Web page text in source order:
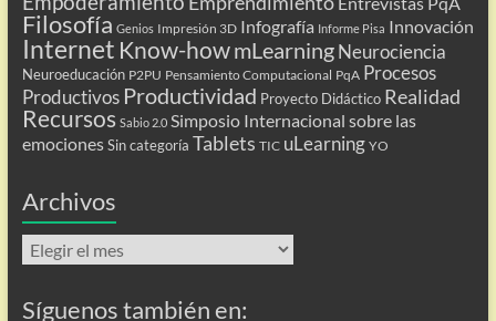
Filosofía Genios Impresión 3D Infografía Informe Pisa Innovación
Internet Know-howmLearning Neurociencia
Neuroeducación P2PU Pensamiento Computacional PqA Procesos
Productivos Productividad Proyecto Didáctico Realidad
Recursos Sabio 2.0 Simposio Internacional sobre las
emociones Sin categoría Tablets TIC uLearning YO
Archivos
Archivos
Síguenos también en: